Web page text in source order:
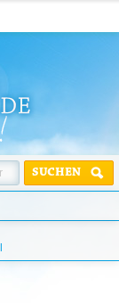
SUCHEN